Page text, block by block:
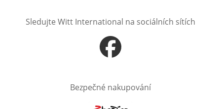
Sledujte Witt International na sociálních sítích
Otevře v novém okně
Bezpečné nakupování